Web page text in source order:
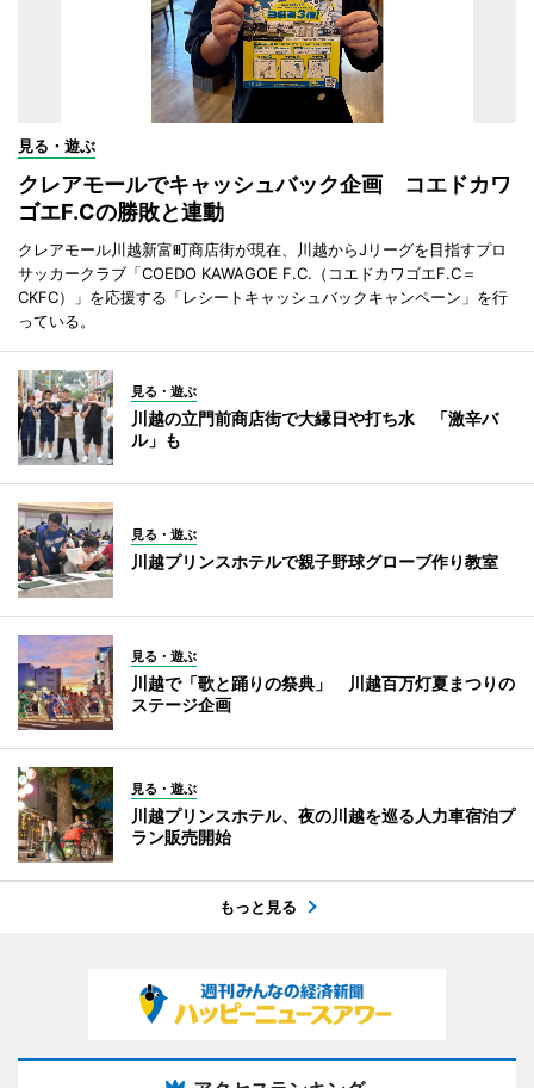
見る・遊ぶ
クレアモールでキャッシュバック企画 コエドカワ
ゴエF.Cの勝敗と連動
クレアモール川越新富町商店街が現在、川越からJリーグを目指すプロ
サッカークラブ「COEDO KAWAGOE F.C.（コエドカワゴエF.C＝
CKFC）」を応援する「レシートキャッシュバックキャンペーン」を行
っている。
見る・遊ぶ
川越の立門前商店街で大縁日や打ち水 「激辛バ
ル」も
見る・遊ぶ
川越プリンスホテルで親子野球グローブ作り教室
見る・遊ぶ
川越で「歌と踊りの祭典」 川越百万灯夏まつりの
ステージ企画
見る・遊ぶ
川越プリンスホテル、夜の川越を巡る人力車宿泊プ
ラン販売開始
もっと見る